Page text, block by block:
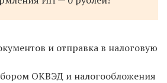
и отправка в налоговую
ОКВЭД и налогообложения